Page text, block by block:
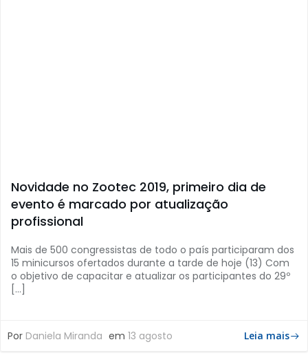
Novidade no Zootec 2019, primeiro dia de
evento é marcado por atualização
profissional
Mais de 500 congressistas de todo o país participaram dos
15 minicursos ofertados durante a tarde de hoje (13) Com
o objetivo de capacitar e atualizar os participantes do 29º
[…]
Por Daniela Miranda em 13 agosto Leia mais